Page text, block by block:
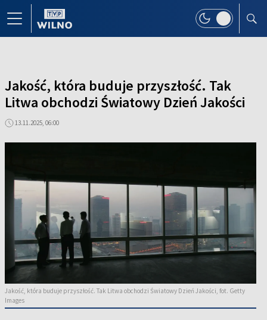
Jakość, która buduje przyszłość. Tak
Litwa obchodzi Światowy Dzień Jakości
13.11.2025, 06:00
Jakość, która buduje przyszłość. Tak Litwa obchodzi Światowy Dzień Jakości, fot. Getty
Images